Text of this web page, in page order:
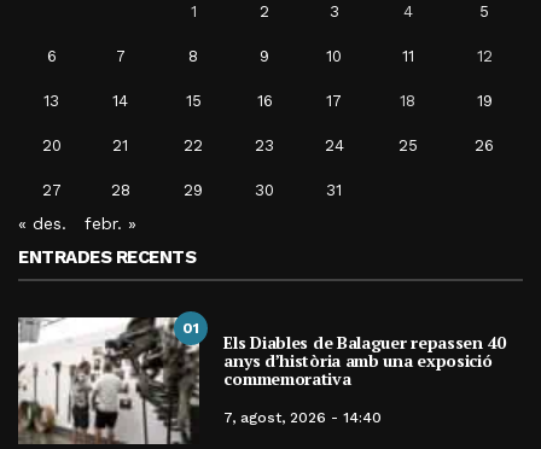
1 2 3 4 5
6 7 8 9 10 11 12
13 14 15 16 17 18 19
20 21 22 23 24 25 26
27 28 29 30 31
« des. febr. »
ENTRADES RECENTS
01
Els Diables de Balaguer repassen 40
anys d’història amb una exposició
commemorativa
7, agost, 2026 - 14:40